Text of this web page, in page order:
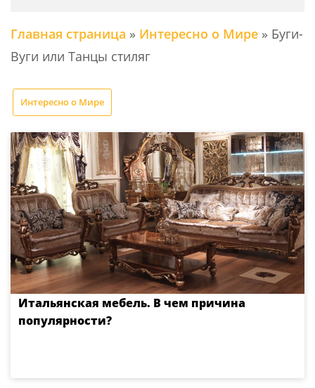
Главная страница » Интересно о Мире » Буги-
Вуги или Танцы стиляг
Интересно о Мире
Итальянская мебель. В чем причина
популярности?